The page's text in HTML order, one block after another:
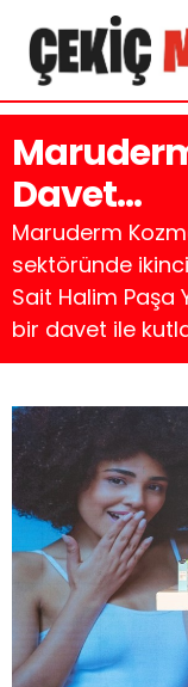
Davet…
Maruderm
sektöründe ikinci
Sait Halim Paşa
bir davet ile